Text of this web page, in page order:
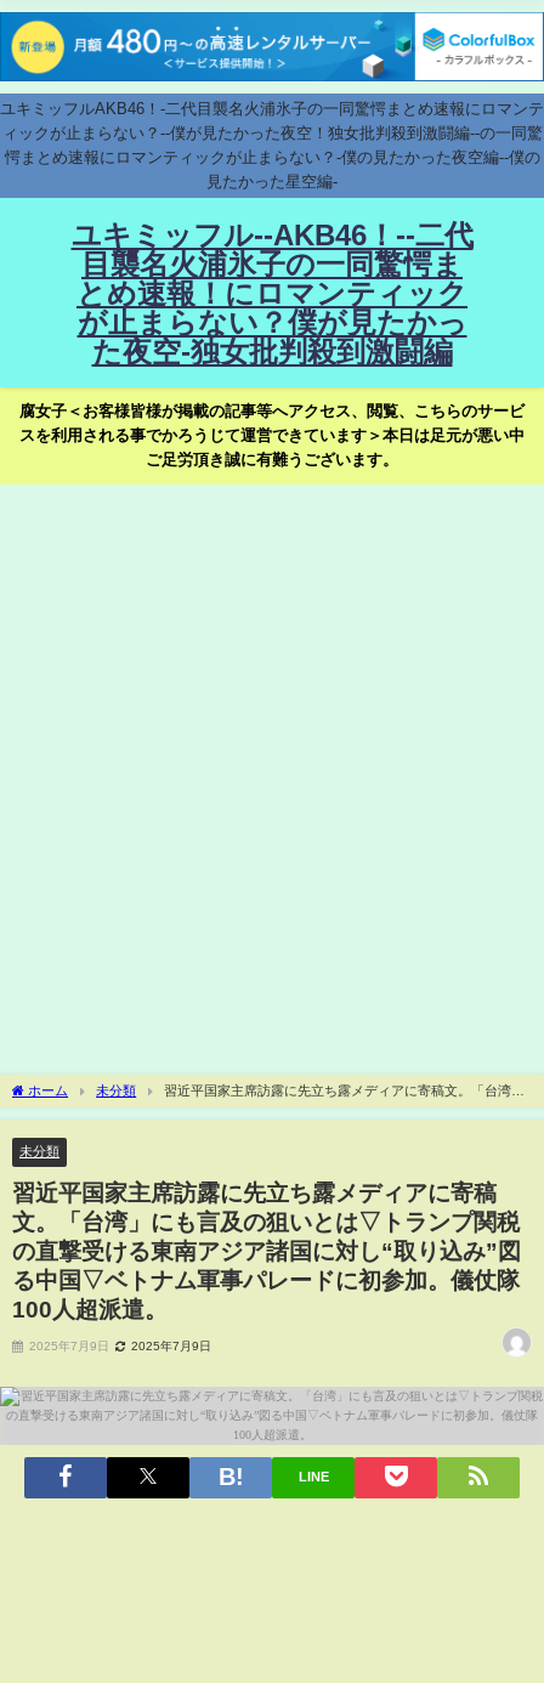
ユキミッフルAKB46！-二代目襲名火浦氷子の一同驚愕まとめ速報にロマンテ
ィックが止まらない？--僕が見たかった夜空！独女批判殺到激闘編--の一同驚
愕まとめ速報にロマンティックが止まらない？-僕の見たかった夜空編--僕の
見たかった星空編-
ユキミッフル--AKB46！--二代
目襲名火浦氷子の一同驚愕ま
とめ速報！にロマンティック
が止まらない？僕が見たかっ
た夜空-独女批判殺到激闘編
腐女子＜お客様皆様が掲載の記事等へアクセス、閲覧、こちらのサービ
スを利用される事でかろうじて運営できています＞本日は足元が悪い中
ご足労頂き誠に有難うございます。
ホーム 未分類
習近平国家主席訪露に先立ち露メディアに寄稿文。「台湾」
にも言及の狙いとは▽トランプ関税の直撃受ける東南アジア諸国に対し“取り込み”図る
未分類
習近平国家主席訪露に先立ち露メディアに寄稿
文。「台湾」にも言及の狙いとは▽トランプ関税
の直撃受ける東南アジア諸国に対し“取り込み”図
る中国▽ベトナム軍事パレードに初参加。儀仗隊
100人超派遣。
2025年7月9日 2025年7月9日
LINE